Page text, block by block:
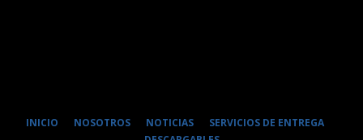
INICIO NOSOTROS NOTICIAS
SERVICIOS DE ENTREGA